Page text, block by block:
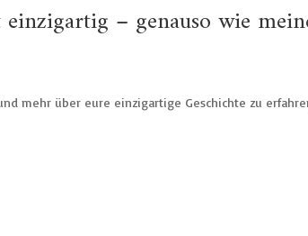
– genauso wie
mehr über eure einzigartige Geschichte zu